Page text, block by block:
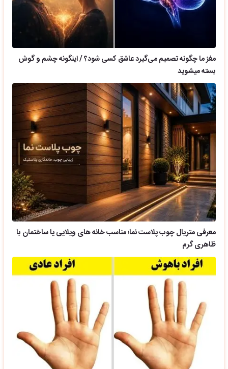
مغز ما چگونه تصمیم می‌گیرد عاشق کسی شود؟ / اینگونه چشم و گوش
بسته میشوید
معرفی متریال چوب پلاست نما؛ مناسب خانه های ویلایی یا ساختمان با
ظاهری گرم